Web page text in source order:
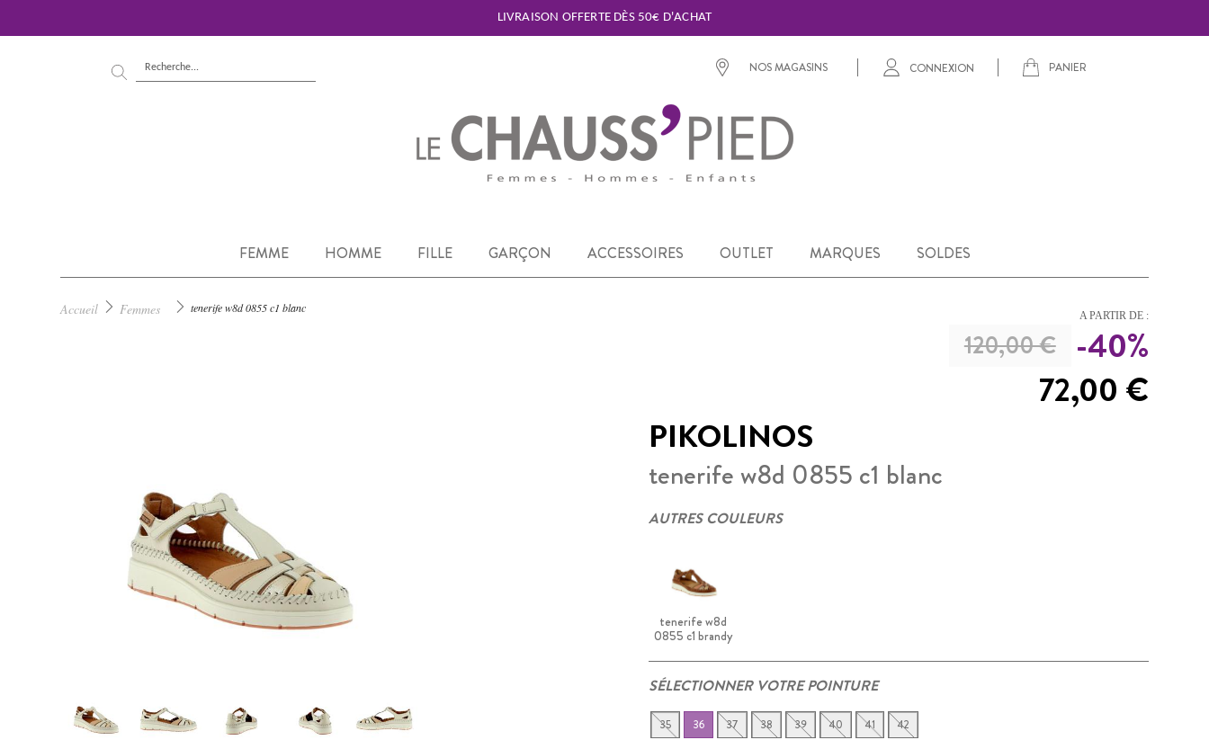
LIVRAISON OFFERTE DÈS 50€ D'ACHAT
NOS MAGASINS CONNEXION PANIER
FEMME HOMME FILLE GARÇON ACCESSOIRES OUTLET MARQUES SOLDES
Accueil Femmes tenerife w8d 0855 c1 blanc
PIKOLINOS
tenerife w8d 0855 c1 blanc
AUTRES COULEURS
tenerife w8d
0855 c1 brandy
SÉLECTIONNER VOTRE POINTURE
35 36 37 38 39 40 41 42
A PARTIR DE :
-40%
120,00 €
72,00 €